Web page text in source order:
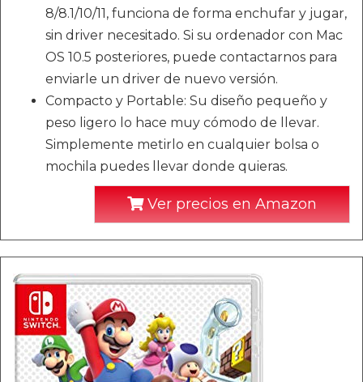
8/8.1/10/11, funciona de forma enchufar y jugar,
sin driver necesitado. Si su ordenador con Mac
OS 10.5 posteriores, puede contactarnos para
enviarle un driver de nuevo versión.
Compacto y Portable: Su diseño pequeño y
peso ligero lo hace muy cómodo de llevar.
Simplemente metirlo en cualquier bolsa o
mochila puedes llevar donde quieras.
Ver precios en Amazon